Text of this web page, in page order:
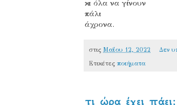
κι όλα να γίνουν
πάλι
άχρονα.
στις Μαΐου 12, 2022
Δεν
Ετικέτες ποιήματα
τι ώρα έχει πάει;